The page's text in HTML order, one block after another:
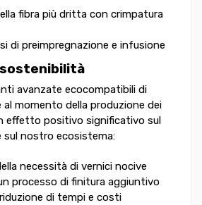
fibra più dritta con crimpatura
di preimpregnazione e infusione
avanzate ecocompatibili di
momento della produzione dei
effetto positivo significativo sul
nostro ecosistema:
necessità di vernici nocive
processo di finitura aggiuntivo
di tempi e costi